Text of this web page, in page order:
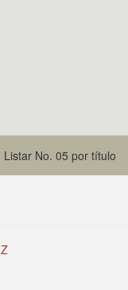
Listar No. 05 por título
Z